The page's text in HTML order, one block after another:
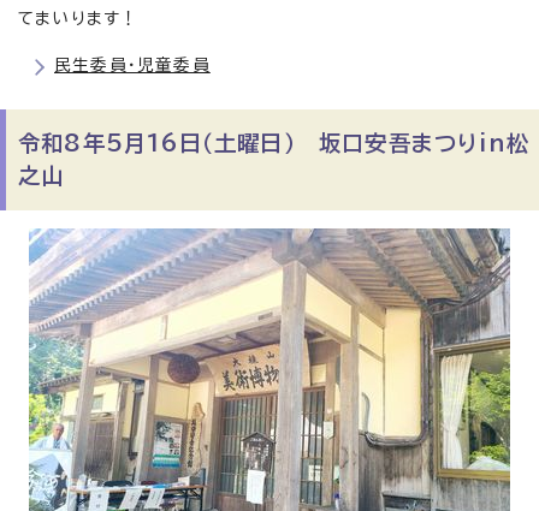
てまいります！
民生委員・児童委員
令和8年5月16日（土曜日） 坂口安吾まつりin松
之山